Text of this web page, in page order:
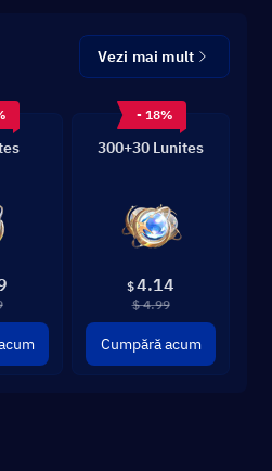
Vezi mai mult
- 18%
300+30 Lunites
$4.14
$ 4.99
Cumpără acum